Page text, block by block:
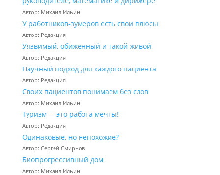
Автор: Михаил Ильин
У работников‑зумеров есть свои плюсы
Автор: Редакция
Уязвимый, обиженный и такой живой
Автор: Редакция
Научный подход для каждого пациента
Автор: Редакция
Своих пациентов понимаем без слов
Автор: Михаил Ильин
Туризм — это работа мечты!
Автор: Редакция
Одинаковые, но непохожие?
Автор: Сергей Смирнов
Биопрогрессивный дом
Автор: Михаил Ильин